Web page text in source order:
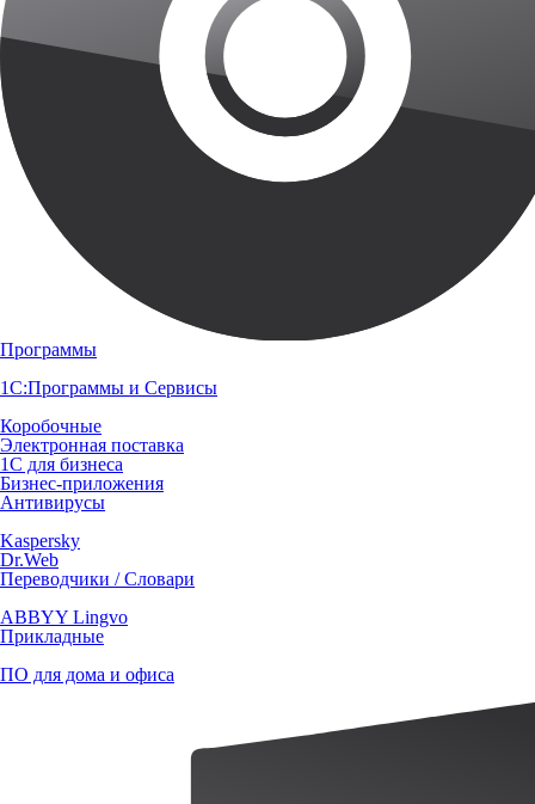
Программы
1С:Программы и Сервисы
Коробочные
Электронная поставка
1С для бизнеса
Бизнес-приложения
Антивирусы
Kaspersky
Dr.Web
Переводчики / Словари
ABBYY Lingvo
Прикладные
ПО для дома и офиса